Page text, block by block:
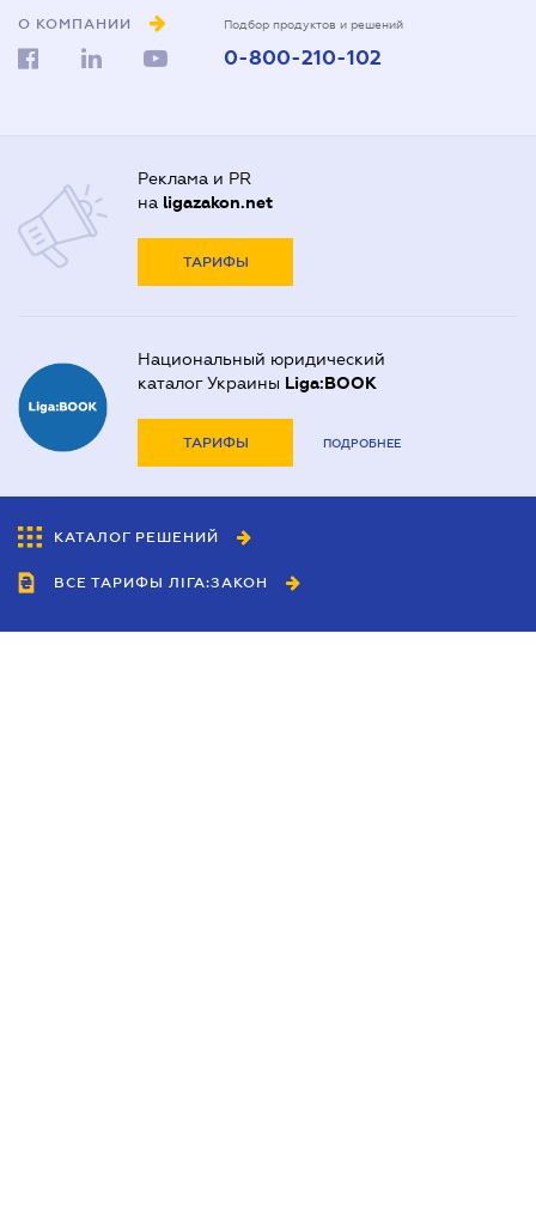
О КОМПАНИИ Подбор продуктов и решений
0-800-210-102
Реклама и PR
на ligazakon.net
ТАРИФЫ
Национальный юридический
каталог Украины Liga:BOOK
ТАРИФЫ ПОДРОБНЕЕ
КАТАЛОГ РЕШЕНИЙ
ВСЕ ТАРИФЫ ЛІГА:ЗАКОН